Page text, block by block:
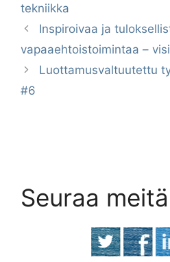
tekniikka
Inspiroivaa ja
vapaaehtoistoimintaa –
Luottamusvaltuutettu
#6
Seuraa